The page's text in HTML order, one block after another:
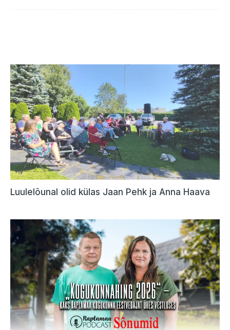
Luulelõunal olid külas Jaan Pehk ja Anna Haava